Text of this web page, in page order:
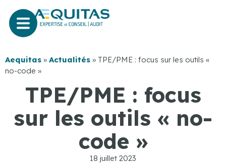
Aequitas » Actualités » TPE/PME : focus sur les outils «
no-code »
TPE/PME : focus
sur les outils « no-
code »
18 juillet 2023